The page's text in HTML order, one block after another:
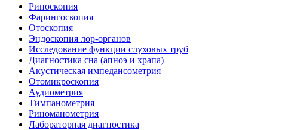
Риноскопия
Фарингоскопия
Отоскопия
Эндоскопия лор-органов
Исследование функции слуховых труб
Диагностика сна (апноэ и храпа)
Акустическая импедансометрия
Отомикроскопия
Аудиометрия
Тимпанометрия
Риноманометрия
Лабораторная диагностика